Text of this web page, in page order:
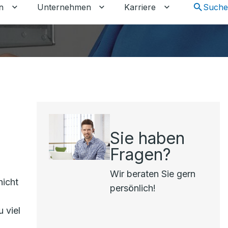
Suche
umschalten
Untermenü für Gewerbekunden umschalten
Unternehmen Untermenü für Unternehmen
Karriere Untermenü für
viel
Sie haben
Fragen?
Wir beraten Sie gern
persönlich!